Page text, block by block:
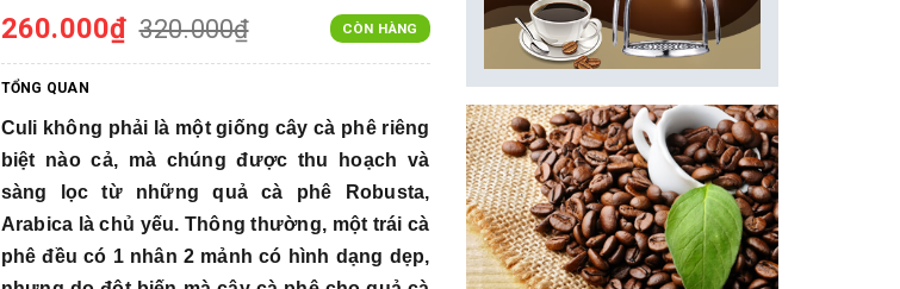
260.000₫ 320.000₫ CÒN HÀNG
TỔNG QUAN
Culi không phải là một giống cây cà phê riêng
biệt nào cả, mà chúng được thu hoạch và
sàng lọc từ những quả cà phê Robusta,
Arabica là chủ yếu. Thông thường, một trái cà
phê đều có 1 nhân 2 mảnh có hình dạng dẹp,